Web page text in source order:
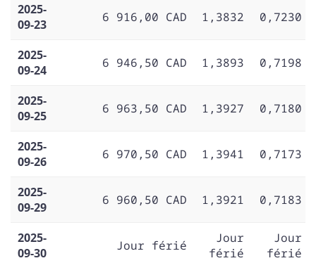
2025-
09-23
6 916,00 CAD 1,3832 0,7230
2025-
09-24
6 946,50 CAD 1,3893 0,7198
2025-
09-25
6 963,50 CAD 1,3927 0,7180
2025-
09-26
6 970,50 CAD 1,3941 0,7173
2025-
09-29
6 960,50 CAD 1,3921 0,7183
2025-
09-30
Jour férié
Jour
férié
Jour
férié